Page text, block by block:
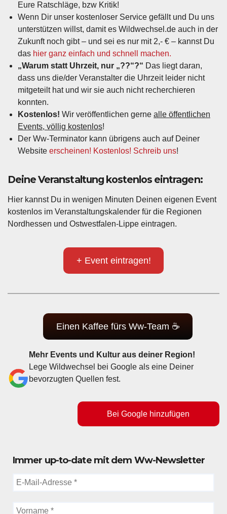
Eure Ratschläge, bzw Kritik!
Wenn Dir unser kostenloser Service gefällt und Du uns
unterstützen willst, damit es Wildwechsel.de auch in der
Zukunft noch gibt – und sei es nur mit 2,- € – kannst Du
das hier ganz einfach und schnell machen.
„Warum statt Uhrzeit, nur „??“?“ Das liegt daran,
dass uns die/der Veranstalter die Uhrzeit leider nicht
mitgeteilt hat und wir sie auch nicht recherchieren
konnten.
Kostenlos! Wir veröffentlichen gerne alle öffentlichen
Events, völlig kostenlos!
Der Ww-Terminator kann übrigens auch auf Deiner
Website erscheinen! Kostenlos! Schreib uns!
Deine Veranstaltung kostenlos eintragen:
Hier kannst Du in wenigen Minuten Deinen eigenen Event
kostenlos im Veranstaltungskalender für die Regionen
Nordhessen und Ostwestfalen-Lippe eintragen.
+ Event eintragen!
Einen Kaffee fürs Ww-Team ☕
Mehr Events und Kultur aus deiner Region!
Lege Wildwechsel bei Google als eine Deiner
bevorzugten Quellen fest.
Bei Google hinzufügen
Immer up-to-date mit dem Ww-Newsletter